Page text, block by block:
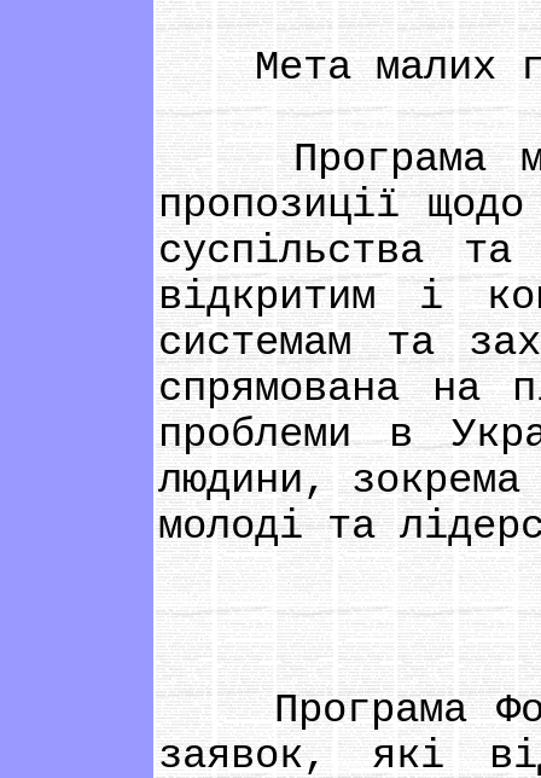
Мета малих
Програма
пропозиції
суспільства
відкритим і
системам та
спрямована на
проблеми в
людини, зокрема
молоді та
Програма
заявок, які